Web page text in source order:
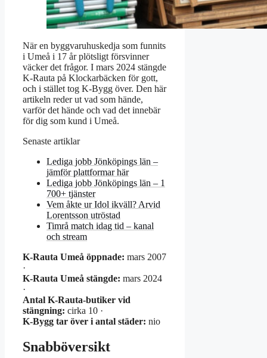
När en byggvaruhuskedja som funnits
i Umeå i 17 år plötsligt försvinner
väcker det frågor. I mars 2024 stängde
K-Rauta på Klockarbäcken för gott,
och i stället tog K-Bygg över. Den här
artikeln reder ut vad som hände,
varför det hände och vad det innebär
för dig som kund i Umeå.
Senaste artiklar
Lediga jobb Jönköpings län –
jämför plattformar här
Lediga jobb Jönköpings län – 1
700+ tjänster
Vem åkte ur Idol ikväll? Arvid
Lorentsson utröstad
Timrå match idag tid – kanal
och stream
K-Rauta Umeå öppnade: mars 2007
·
K-Rauta Umeå stängde: mars 2024
·
Antal K-Rauta-butiker vid
stängning: cirka 10 ·
K-Bygg tar över i antal städer: nio
Snabböversikt